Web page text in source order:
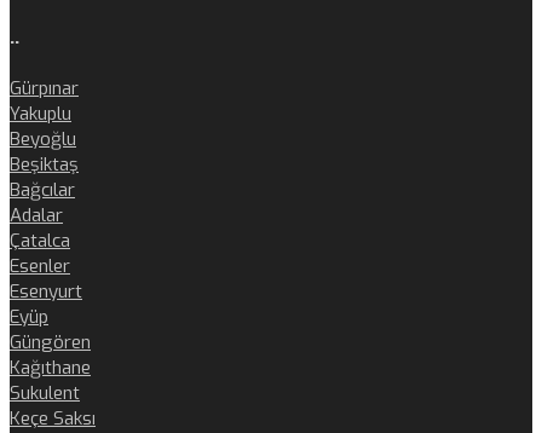
..
Gürpınar
Yakuplu
Beyoğlu
Beşiktaş
Bağcılar
Adalar
Çatalca
Esenler
Esenyurt
Eyüp
Güngören
Kağıthane
Sukulent
Keçe Saksı